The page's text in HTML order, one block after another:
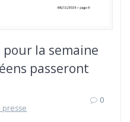
la semaine
passeront
presse
0